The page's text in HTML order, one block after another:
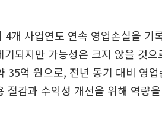
4개 사업연도 연속 영업손실을 기
기되지만 가능성은 크지 않을 것
35억 원으로, 전년 동기 대비 영
절감과 수익성 개선을 위해 역량